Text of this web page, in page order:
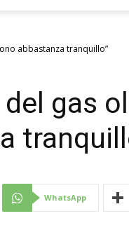
Voce
abbastanza tranquillo”
gas
WhatsApp